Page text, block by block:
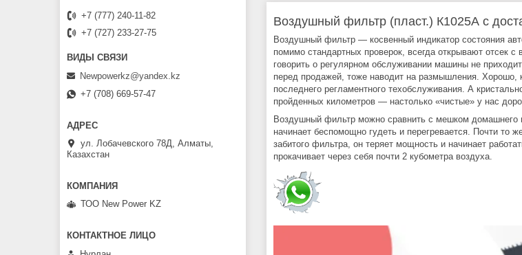
Воздушный фильтр (пласт.) К1025А с
Воздушный фильтр — косвенный индикатор состояния
помимо стандартных проверок, всегда открывают отсек
говорить о регулярном обслуживании машины не
перед продажей, тоже наводит на размышления. Хорошо,
последнего регламентного техобслуживания. А
пройденных километров — настолько «чистые» у нас
Воздушный фильтр можно сравнить с мешком домашнего
начинает беспомощно гудеть и перегревается. Почти
забитого фильтра, он теряет мощность и начинает
прокачивает через себя почти 2 кубометра воздуха.
+7 (777) 240-11-82
+7 (727) 233-27-75
Newpowerkz@yandex.kz
+7 (708) 669-57-47
ул. Лобачевского 78Д, Алматы,
Казахстан
ТОО New Power KZ